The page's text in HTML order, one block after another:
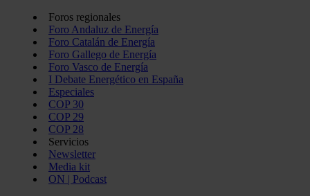
Foros regionales
Foro Andaluz de Energía
Foro Catalán de Energía
Foro Gallego de Energía
Foro Vasco de Energía
I Debate Energético en España
Especiales
COP 30
COP 29
COP 28
Servicios
Newsletter
Media kit
ON | Podcast